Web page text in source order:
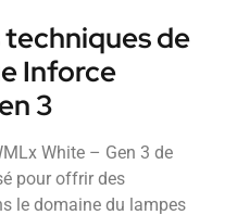
de
Inforce
3
White – Gen 3 de
pour offrir des
le domaine du lampes